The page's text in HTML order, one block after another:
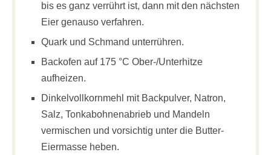
bis es ganz verrührt ist, dann mit den nächsten
Eier genauso verfahren.
Quark und Schmand unterrühren.
Backofen auf 175 °C Ober-/Unterhitze
aufheizen.
Dinkelvollkornmehl mit Backpulver, Natron,
Salz, Tonkabohnenabrieb und Mandeln
vermischen und vorsichtig unter die Butter-
Eiermasse heben.